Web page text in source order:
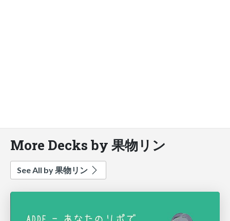
More Decks by 果物リン
See All by 果物リン